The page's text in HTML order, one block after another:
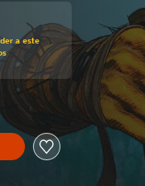
de US$19.99
a este